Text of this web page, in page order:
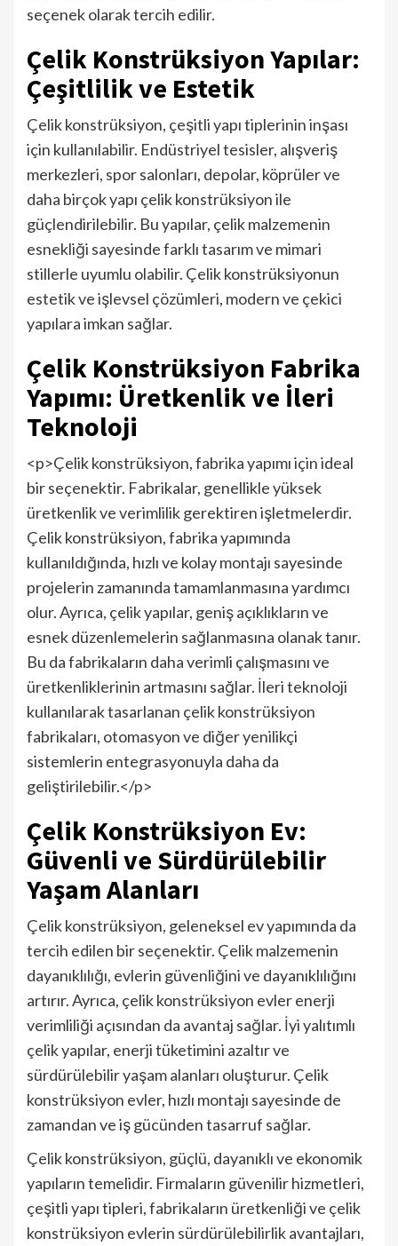
seçenek olarak tercih edilir.
Çelik Konstrüksiyon Yapılar:
Çeşitlilik ve Estetik
Çelik konstrüksiyon, çeşitli yapı tiplerinin inşası
için kullanılabilir. Endüstriyel tesisler, alışveriş
merkezleri, spor salonları, depolar, köprüler ve
daha birçok yapı çelik konstrüksiyon ile
güçlendirilebilir. Bu yapılar, çelik malzemenin
esnekliği sayesinde farklı tasarım ve mimari
stillerle uyumlu olabilir. Çelik konstrüksiyonun
estetik ve işlevsel çözümleri, modern ve çekici
yapılara imkan sağlar.
Çelik Konstrüksiyon Fabrika
Yapımı: Üretkenlik ve İleri
Teknoloji
<p>Çelik konstrüksiyon, fabrika yapımı için ideal
bir seçenektir. Fabrikalar, genellikle yüksek
üretkenlik ve verimlilik gerektiren işletmelerdir.
Çelik konstrüksiyon, fabrika yapımında
kullanıldığında, hızlı ve kolay montajı sayesinde
projelerin zamanında tamamlanmasına yardımcı
olur. Ayrıca, çelik yapılar, geniş açıklıkların ve
esnek düzenlemelerin sağlanmasına olanak tanır.
Bu da fabrikaların daha verimli çalışmasını ve
üretkenliklerinin artmasını sağlar. İleri teknoloji
kullanılarak tasarlanan çelik konstrüksiyon
fabrikaları, otomasyon ve diğer yenilikçi
sistemlerin entegrasyonuyla daha da
geliştirilebilir.</p>
Çelik Konstrüksiyon Ev:
Güvenli ve Sürdürülebilir
Yaşam Alanları
Çelik konstrüksiyon, geleneksel ev yapımında da
tercih edilen bir seçenektir. Çelik malzemenin
dayanıklılığı, evlerin güvenliğini ve dayanıklılığını
artırır. Ayrıca, çelik konstrüksiyon evler enerji
verimliliği açısından da avantaj sağlar. İyi yalıtımlı
çelik yapılar, enerji tüketimini azaltır ve
sürdürülebilir yaşam alanları oluşturur. Çelik
konstrüksiyon evler, hızlı montajı sayesinde de
zamandan ve iş gücünden tasarruf sağlar.
Çelik konstrüksiyon, güçlü, dayanıklı ve ekonomik
yapıların temelidir. Firmaların güvenilir hizmetleri,
çeşitli yapı tipleri, fabrikaların üretkenliği ve çelik
konstrüksiyon evlerin sürdürülebilirlik avantajları,